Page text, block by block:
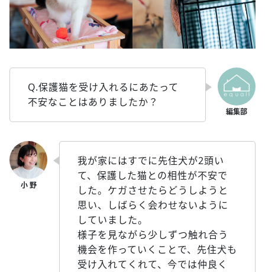
Q.保護猫を受け入れるにあたって
不安なことはありましたか？
我が家にはすでに先住犬が2頭い
て、保護した猫との相性が不安で
した。ケガさせたらどうしようと
思い、しばらく会わせないように
していました。
様子を見ながら少しずつ触れ合う
機会を作っていくことで、先住犬も
受け入れてくれて、今では仲良く